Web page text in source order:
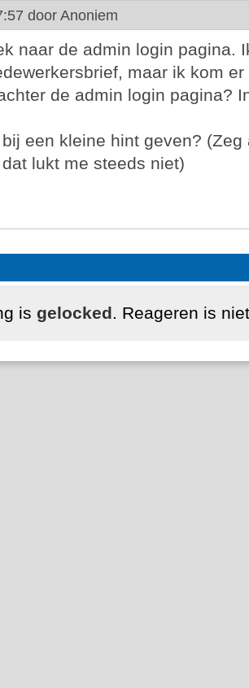
door Anoniem
naar de admin login pagina.
maar ik kom er
de admin login pagina?
een kleine hint geven?
lukt me steeds niet)
is gelocked. Reageren is